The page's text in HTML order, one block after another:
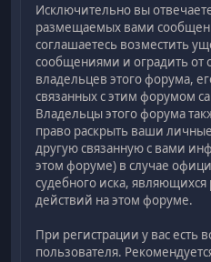
Исключительно вы
размещаемых вами
соглашаетесь возместить
сообщениями и оградить от
владельцев этого форума,
связанных с этим форумом
Владельцы этого форума
право раскрыть ваши
другую связанную с вами
этом форуме) в случае
судебного иска,
действий на этом форуме.
При регистрации у вас есть
пользователя.